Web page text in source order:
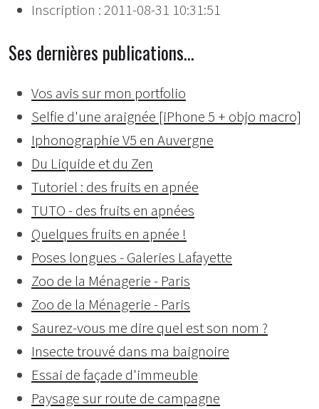
Inscription : 2011-08-31 10:31:51
Ses dernières publications…
Vos avis sur mon portfolio
Selfie d'une araignée [iPhone 5 + objo macro]
Iphonographie V5 en Auvergne
Du Liquide et du Zen
Tutoriel : des fruits en apnée
TUTO - des fruits en apnées
Quelques fruits en apnée !
Poses longues - Galeries Lafayette
Zoo de la Ménagerie - Paris
Zoo de la Ménagerie - Paris
Saurez-vous me dire quel est son nom ?
Insecte trouvé dans ma baignoire
Essai de façade d'immeuble
Paysage sur route de campagne